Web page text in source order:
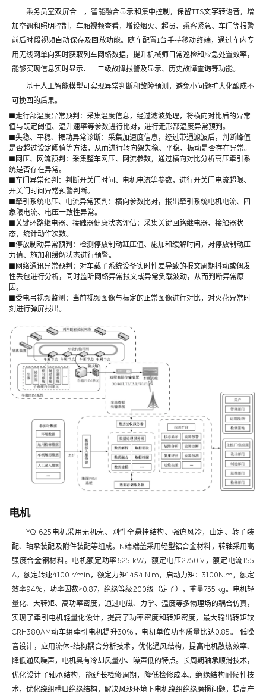
乘务员室双屏合一，智能融合显示和集中控制，保留TTS文字转语音，增
加空调和照明控制，车厢视频查看，增设烟火、超员、乘客紧急、车门等报警
前后时段视频自动保存及回放功能。随车配置1台手持移动终端，通过车内专
用无线网单向实时获取列车网络数据，提升机械师日常巡检和应急处置效率，
能够实现信息实时显示、一二级故障报警及显示、历史故障查询等功能。
基于人工智能模型可实现异常判断和故障预测，避免小问题扩大化酿成不
可挽回的后果。
■走行部温度异常预判：采集温度信息，经过滤波处理，将横向对比后的异常
值与既定阈值、温升速率等参数进行比对，进行走形部温度异常预判。
■失稳、平稳、振动异常诊断：采集加速度信息，经过带通滤波后，判断峰值
是否超过设定阈值等方法，从而进行转向架失稳、平稳、振动是否存在异常。
■网压、网流预判：采集整车网压、网流参数，通过横向对比分析高压牵引系
统是否存在异常。
■车门异常预判：判断开关门时间、电机电流等参数，进行开关门电流超限、
开关门时间异常预警判断。
■牵引系统电压、电流异常预判：横向参数比对，报出牵引系统电机电流、四
象限电流、电压一致性异常。
■关键环路继电器、接触器健康状态评估：采集关键回路继电器、接触器状
态，统计动作次数。
■停放制动异常预判：检测停放制动缸压值、施加和缓解时间，对停放制动压
力值、施加和缓解状态进行预警。
■网络通讯异常预判：对车载子系统设备实时性差导致的报文周期抖动或偶发
性丢包进行分析，同时监听网络异常报文或异常负载波动，从而判断异常原
因。
■受电弓视频监测：当前视频图像与标定的正常图像进行对比，对火花异常时
刻进行弹屏报出。
电机
YQ-625电机采用无机壳、刚性全悬挂结构、强迫风冷，由定、转子装
配、轴承装配及附件装配等组成。N端端盖采用轻型铝合金材料，转轴采用高
强度合金钢材料。电机额定功率625 kW，额定电压2750 V，额定电流155
A，额定转速4100 r/min，额定力矩1454 N.m，启动力矩：3100N.m，额定
效率94%，功率因数≥0.87，绝缘等级200级（定子），重量735 kg。电机轻
量化、大转矩、高功率密度，通过电磁、力学、温度等多物理场的耦合仿真，
实现了牵引电机轻量化设计，提高了功率密度和转矩密度，最大输出转矩较
CRH380AM动车组牵引电机提升30%，电机单位功率质量比达0.85。 低噪
音设计，应用流体-结构耦合分析技术，优化通风结构，提高电机散热效率、
降低通风噪声，电机具有冷却风量小、噪声低的特点。长周期轴承顺滑技术，
优化设计了轴承结构，能延长检修周期，降低检修成本。绝缘结构耐候性技
术，优化绕组槽口绝缘结构，解决风沙环境下电机绕组绝缘磨损问题，提高产